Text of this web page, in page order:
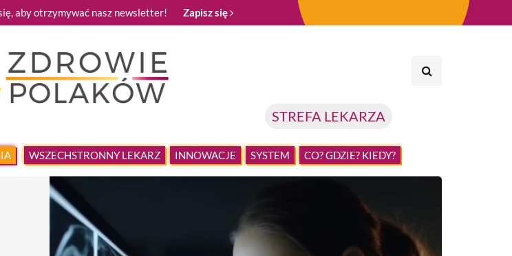
aby otrzymywać nasz newsletter! Zapisz się
STREFA LEKARZA
WSZECHSTRONNY LEKARZ INNOWACJE SYSTEM CO? GDZIE? KIEDY?